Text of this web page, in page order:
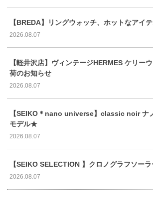
【BREDA】リングウォッチ、ホットなアイテ
2026.08.07
【軽井沢店】ヴィンテージHERMES ケリ
荷のお知らせ
2026.08.07
【SEIKO＊nano universe】classic noir ナ
モデル★
2026.08.07
【SEIKO SELECTION 】クロノグラフソー
2026.08.07